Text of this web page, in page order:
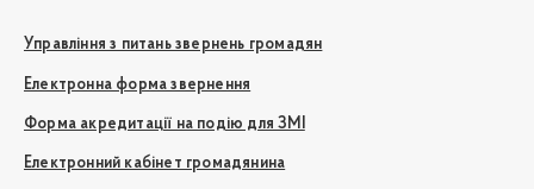
Управління з питань звернень громадян
Електронна форма звернення
Форма акредитації на подію для ЗМІ
Електронний кабінет громадянина